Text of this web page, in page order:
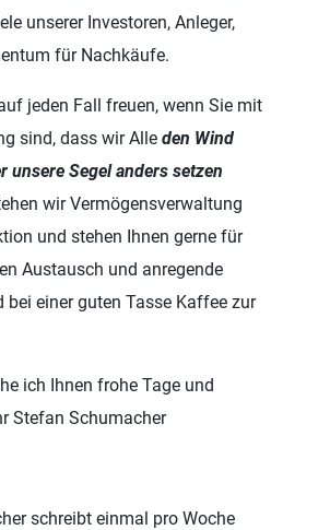
unserer Investoren, Anleger,
für Nachkäufe.
jeden Fall freuen, wenn Sie mit
sind, dass wir Alle den Wind
unsere Segel anders setzen
wir Vermögensverwaltung
und stehen Ihnen gerne für
Austausch und anregende
bei einer guten Tasse Kaffee zur
ich Ihnen frohe Tage und
Stefan Schumacher
schreibt einmal pro Woche